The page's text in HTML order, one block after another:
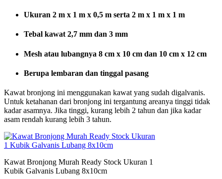
Ukuran 2 m x 1 m x 0,5 m serta 2 m x 1 m x 1 m
Tebal kawat 2,7 mm dan 3 mm
Mesh atau lubangnya 8 cm x 10 cm dan 10 cm x 12 cm
Berupa lembaran dan tinggal pasang
Kawat bronjong ini menggunakan kawat yang sudah digalvanis.
Untuk ketahanan dari bronjong ini tergantung areanya tinggi tidak
kadar asamnya. Jika tinggi, kurang lebih 2 tahun dan jika kadar
asam rendah kurang lebih 3 tahun.
Kawat Bronjong Murah Ready Stock Ukuran 1
Kubik Galvanis Lubang 8x10cm